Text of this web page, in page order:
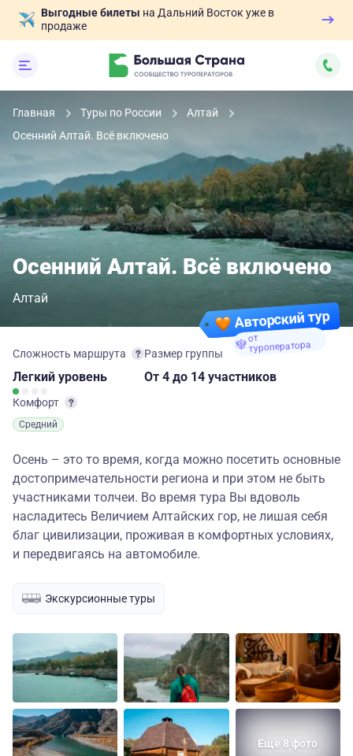
Выгодные билеты на Дальний Восток уже в
продаже
Главная Туры по России
Алтай
Осенний Алтай. Всё включено
Авторский тур
от
туроператора
Осенний Алтай. Всё включено
Алтай
Сложность маршрута
Легкий уровень
Комфорт
Средний
Размер группы
От 4 до 14 участников
Осень – это то время, когда можно посетить основные
достопримечательности региона и при этом не быть
участниками толчеи. Во время тура Вы вдоволь
насладитесь Величием Алтайских гор, не лишая себя
благ цивилизации, проживая в комфортных условиях,
и передвигаясь на автомобиле.
Экскурсионные туры
Еще 8 фото